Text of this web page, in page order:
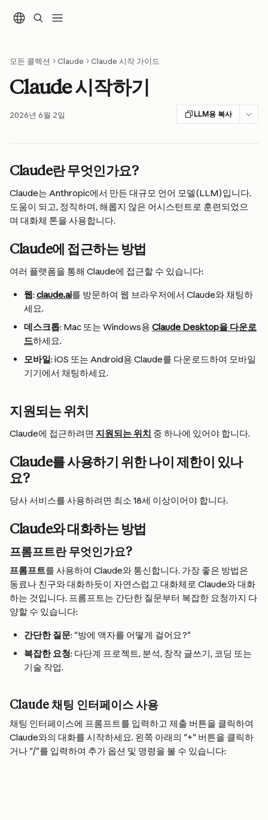
모든 콜렉션 Claude Claude 시작 가이드
Claude 시작하기
2026년 6월 2일 LLM용 복사
Claude란 무엇인가요?
Claude는 Anthropic에서 만든 대규모 언어 모델(LLM)입니다.
도움이 되고, 정직하며, 해롭지 않은 어시스턴트로 훈련되었으
며 대화체 톤을 사용합니다.
Claude에 접근하는 방법
여러 플랫폼을 통해 Claude에 접근할 수 있습니다:
웹: claude.ai를 방문하여 웹 브라우저에서 Claude와 채팅하
세요.
데스크톱: Mac 또는 Windows용 Claude Desktop을 다운로
드하세요.
모바일: iOS 또는 Android용 Claude를 다운로드하여 모바일
기기에서 채팅하세요.
지원되는 위치
Claude에 접근하려면 지원되는 위치 중 하나에 있어야 합니다.
Claude를 사용하기 위한 나이 제한이 있나
요?
당사 서비스를 사용하려면 최소 18세 이상이어야 합니다.
Claude와 대화하는 방법
프롬프트란 무엇인가요?
프롬프트를 사용하여 Claude와 통신합니다. 가장 좋은 방법은
동료나 친구와 대화하듯이 자연스럽고 대화체로 Claude와 대화
하는 것입니다. 프롬프트는 간단한 질문부터 복잡한 요청까지 다
양할 수 있습니다:
간단한 질문: "방에 액자를 어떻게 걸어요?"
복잡한 요청: 다단계 프로젝트, 분석, 창작 글쓰기, 코딩 또는
기술 작업.
Claude 채팅 인터페이스 사용
채팅 인터페이스에 프롬프트를 입력하고 제출 버튼을 클릭하여
Claude와의 대화를 시작하세요. 왼쪽 아래의 "+" 버튼을 클릭하
거나 "/"를 입력하여 추가 옵션 및 명령을 볼 수 있습니다: